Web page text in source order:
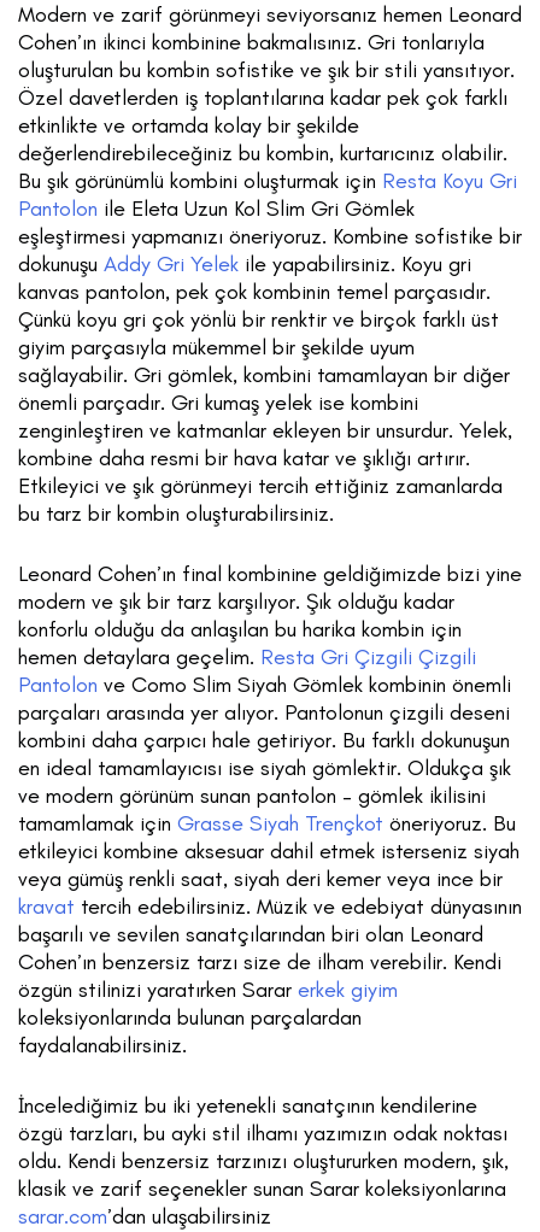
Modern ve zarif görünmeyi seviyorsanız hemen Leonard
Cohen’ın ikinci kombinine bakmalısınız. Gri tonlarıyla
oluşturulan bu kombin sofistike ve şık bir stili yansıtıyor.
Özel davetlerden iş toplantılarına kadar pek çok farklı
etkinlikte ve ortamda kolay bir şekilde
değerlendirebileceğiniz bu kombin, kurtarıcınız olabilir.
Bu şık görünümlü kombini oluşturmak için Resta Koyu Gri
Pantolon ile Eleta Uzun Kol Slim Gri Gömlek
eşleştirmesi yapmanızı öneriyoruz. Kombine sofistike bir
dokunuşu Addy Gri Yelek ile yapabilirsiniz. Koyu gri
kanvas pantolon, pek çok kombinin temel parçasıdır.
Çünkü koyu gri çok yönlü bir renktir ve birçok farklı üst
giyim parçasıyla mükemmel bir şekilde uyum
sağlayabilir. Gri gömlek, kombini tamamlayan bir diğer
önemli parçadır. Gri kumaş yelek ise kombini
zenginleştiren ve katmanlar ekleyen bir unsurdur. Yelek,
kombine daha resmi bir hava katar ve şıklığı artırır.
Etkileyici ve şık görünmeyi tercih ettiğiniz zamanlarda
bu tarz bir kombin oluşturabilirsiniz.
Leonard Cohen’ın final kombinine geldiğimizde bizi yine
modern ve şık bir tarz karşılıyor. Şık olduğu kadar
konforlu olduğu da anlaşılan bu harika kombin için
hemen detaylara geçelim. Resta Gri Çizgili Çizgili
Pantolon ve Como Slim Siyah Gömlek kombinin önemli
parçaları arasında yer alıyor. Pantolonun çizgili deseni
kombini daha çarpıcı hale getiriyor. Bu farklı dokunuşun
en ideal tamamlayıcısı ise siyah gömlektir. Oldukça şık
ve modern görünüm sunan pantolon – gömlek ikilisini
tamamlamak için Grasse Siyah Trençkot öneriyoruz. Bu
etkileyici kombine aksesuar dahil etmek isterseniz siyah
veya gümüş renkli saat, siyah deri kemer veya ince bir
kravat tercih edebilirsiniz. Müzik ve edebiyat dünyasının
başarılı ve sevilen sanatçılarından biri olan Leonard
Cohen’ın benzersiz tarzı size de ilham verebilir. Kendi
özgün stilinizi yaratırken Sarar erkek giyim
koleksiyonlarında bulunan parçalardan
faydalanabilirsiniz.
İncelediğimiz bu iki yetenekli sanatçının kendilerine
özgü tarzları, bu ayki stil ilhamı yazımızın odak noktası
oldu. Kendi benzersiz tarzınızı oluştururken modern, şık,
klasik ve zarif seçenekler sunan Sarar koleksiyonlarına
sarar.com’dan ulaşabilirsiniz